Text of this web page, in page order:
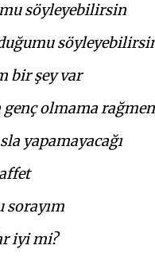
söyleyebilirsin
bir şey var
genç olmama rağmen
yapamayacağı
sorayım
iyi mi?